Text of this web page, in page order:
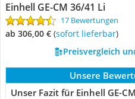
Einhell GE-CM 36/41 Li
17 Bewertungen
ab 306,00 € ( Sofort lieferbar)
Preisvergleich
Unsere
Unser Fazit für Einhell GE-